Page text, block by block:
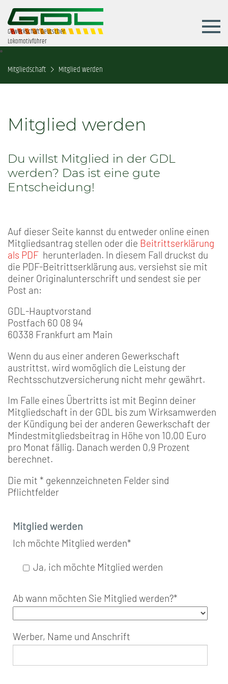
Gewerkschaft Deutscher
Lokomotivführer
Mitgliedschaft Mitglied werden
Mitglied werden
Du willst Mitglied in der GDL
werden? Das ist eine gute
Entscheidung!
Auf dieser Seite kannst du entweder online einen
Mitgliedsantrag stellen oder die Beitrittserklärung
als PDF herunterladen. In diesem Fall druckst du
die PDF-Beitrittserklärung aus, versiehst sie mit
deiner Originalunterschrift und sendest sie per
Post an:
GDL-Hauptvorstand
Postfach 60 08 94
60338 Frankfurt am Main
Wenn du aus einer anderen Gewerkschaft
austrittst, wird womöglich die Leistung der
Rechtsschutzversicherung nicht mehr gewährt.
Im Falle eines Übertritts ist mit Beginn deiner
Mitgliedschaft in der GDL bis zum Wirksamwerden
der Kündigung bei der anderen Gewerkschaft der
Mindestmitgliedsbeitrag in Höhe von 10,00 Euro
pro Monat fällig. Danach werden 0,9 Prozent
berechnet.
Die mit * gekennzeichneten Felder sind
Pflichtfelder
Mitglied werden
Ich möchte Mitglied werden*
Ja, ich möchte Mitglied werden
Ab wann möchten Sie Mitglied werden?*
Werber, Name und Anschrift